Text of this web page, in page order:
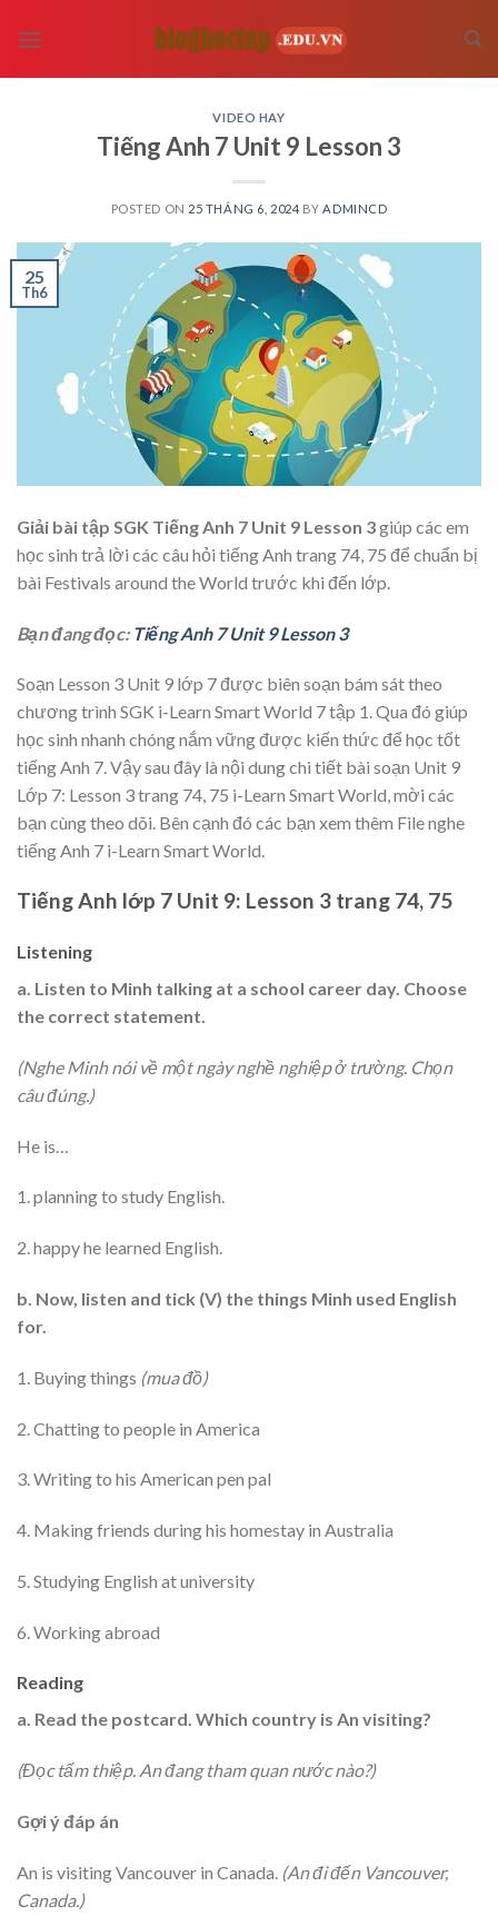
VIDEO HAY
Tiếng Anh 7 Unit 9 Lesson 3
POSTED ON 25 THÁNG 6, 2024 BY ADMINCD
25
Th6
Giải bài tập SGK Tiếng Anh 7 Unit 9 Lesson 3giúp các em
học sinh trả lời các câu hỏi tiếng Anh trang 74, 75 để chuẩn bị
bài Festivals around the World trước khi đến lớp.
Bạn đang đọc: Tiếng Anh 7 Unit 9 Lesson 3
Soạn Lesson 3 Unit 9 lớp 7 được biên soạn bám sát theo
chương trình SGK i-Learn Smart World 7 tập 1. Qua đó giúp
học sinh nhanh chóng nắm vững được kiến thức để học tốt
tiếng Anh 7. Vậy sau đây là nội dung chi tiết bài soạn Unit 9
Lớp 7: Lesson 3 trang 74, 75 i-Learn Smart World, mời các
bạn cùng theo dõi. Bên cạnh đó các bạn xem thêm File nghe
tiếng Anh 7 i-Learn Smart World.
Tiếng Anh lớp 7 Unit 9: Lesson 3 trang 74, 75
Listening
a. Listen to Minh talking at a school career day. Choose
the correct statement.
(Nghe Minh nói về một ngày nghề nghiệp ở trường. Chọn
câu đúng.)
He is…
1. planning to study English.
2. happy he learned English.
b. Now, listen and tick (V) the things Minh used English
for.
1. Buying things (mua đồ)
2. Chatting to people in America
3. Writing to his American pen pal
4. Making friends during his homestay in Australia
5. Studying English at university
6. Working abroad
Reading
a. Read the postcard. Which country is An visiting?
(Đọc tấm thiệp. An đang tham quan nước nào?)
Gợi ý đáp án
An is visiting Vancouver in Canada. (An đi đến Vancouver,
Canada.)